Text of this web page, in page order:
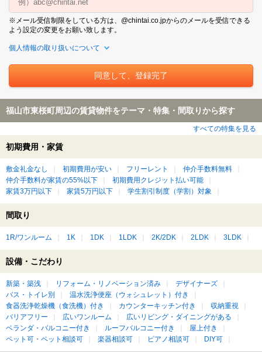
※メール受信制限をしている方は、@chintai.co.jpからのメールを受信できる
よう設定の変更をお願い致します。
個人情報の取り扱いについて
福山市東桜町周辺の賃貸物件をテーマ・特集・間取りから探す
すべての特集を見る
初期費用・家賃
敷金礼金なし 初期費用が安い フリーレント
仲介手数料無料
仲介手数料が家賃の55%以下
初期費用クレジット払い可能
家賃3万円以下
家賃5万円以下 学生割引制度（学割）対象
間取り
1R/ワンルーム 1K 1DK 1LDK 2K/2DK 2LDK 3LDK
設備・こだわり
新築・築浅 リフォーム・リノベーション済み
デザイナーズ
バス・トイレ別
温水洗浄便座（ウォシュレット）付き
食器洗浄乾燥機（食洗機）付き
カウンターキッチン付き
収納重視
バリアフリー
広いワンルーム
広いリビング・ダイニングがある
ベランダ・バルコニー付き
ルーフバルコニー付き
屋上付き
ペット可・ペット相談可
楽器相談可 ピアノ相談可 DIY可